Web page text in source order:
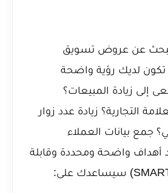
عن عروض تسويق
تكون لديك رؤية واضحة
إلى زيادة المبيعات؟
التجارية؟ زيادة عدد زوار
جمع بيانات العملاء
أهداف واضحة ومحددة وقابلة